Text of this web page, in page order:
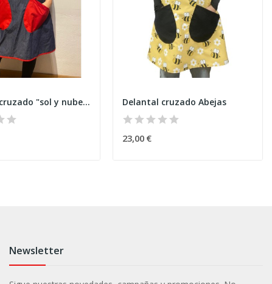
Delantal cruzado "sol y nubes" Delantal cruzado Abejas
23,00 €
Newsletter